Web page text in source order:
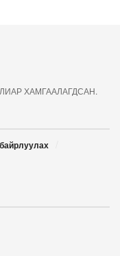
ХАМГААЛАГДСАН.